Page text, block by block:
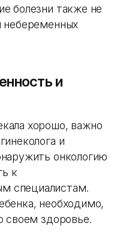
болезни также не
небеременных
и
хорошо, важно
и
онкологию
к
специалистам.
необходимо,
своем здоровье.